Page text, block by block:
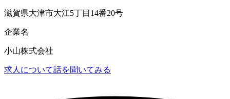
滋賀県大津市大江5丁目14番20号
企業名
小山株式会社
求人について話を聞いてみる